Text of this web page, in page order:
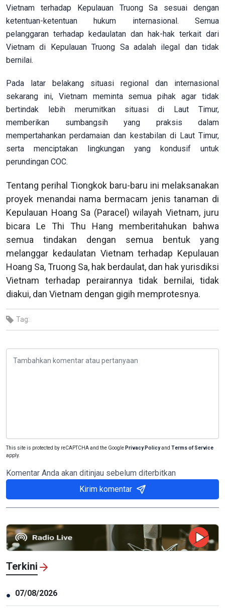
Vietnam terhadap Kepulauan Truong Sa sesuai dengan
ketentuan-ketentuan hukum internasional. Semua
pelanggaran terhadap kedaulatan dan hak-hak terkait dari
Vietnam di Kepulauan Truong Sa adalah ilegal dan tidak
bernilai.
Pada latar belakang situasi regional dan internasional
sekarang ini, Vietnam meminta semua pihak agar tidak
bertindak lebih merumitkan situasi di Laut Timur,
memberikan sumbangsih yang praksis dalam
mempertahankan perdamaian dan kestabilan di Laut Timur,
serta menciptakan lingkungan yang kondusif untuk
perundingan COC.
Tentang perihal Tiongkok baru-baru ini melaksanakan
proyek menandai nama bermacam jenis tanaman di
Kepulauan Hoang Sa (Paracel) wilayah Vietnam, juru
bicara Le Thi Thu Hang memberitahukan bahwa
semua tindakan dengan semua bentuk yang
melanggar kedaulatan Vietnam terhadap Kepulauan
Hoang Sa, Truong Sa, hak berdaulat, dan hak yurisdiksi
Vietnam terhadap perairannya tidak bernilai, tidak
diakui, dan Vietnam dengan gigih memprotesnya.
Tag:
This site is protected by reCAPTCHA and the Google Privacy Policyand Terms of Service
apply.
Komentar Anda akan ditinjau sebelum diterbitkan
Kirim komentar
Terkini
● 07/08/2026